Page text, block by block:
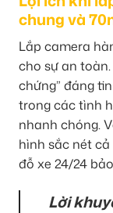
chung và
Lắp camera
cho sự an
chứng” đáng
trong các tình
nhanh chóng.
hình sắc nét
đỗ xe 24/24
Lời